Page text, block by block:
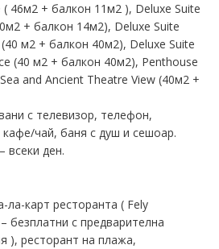
46м2 + балкон 11м2 ), Deluxe Suite
+ балкон 14м2), Deluxe Suite
м2 + балкон 40м2), Deluxe Suite
(40 м2 + балкон 40м2), Penthouse
and Ancient Theatre View (40м2 +
с телевизор, телефон,
кафе/чай, баня с душ и сешоар.
всеки ден.
ла-карт ресторанта ( Fely
безплатни с предварителна
), ресторант на плажа,